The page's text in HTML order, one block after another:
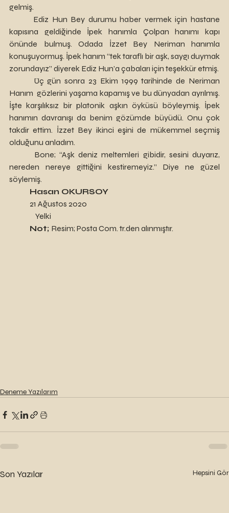
gelmiş.
kapısına geldiğinde İpek hanımla Çolpan hanımı kapı
önünde bulmuş. Odada İzzet Bey Neriman hanımla
konuşuyormuş. İpek hanım “tek taraflı bir aşk, saygı duymak
Hanım  gözlerini yaşama kapamış ve bu dünyadan ayrılmış.
İşte karşılıksız bir platonik aşkın öyküsü böyleymiş. İpek
hanımın davranışı da benim gözümde büyüdü. Onu çok
takdir ettim. İzzet Bey ikinci eşini de mükemmel seçmiş
olduğunu anladım.
nereden nereye gittiğini kestiremeyiz.” Diye ne güzel
söylemiş.
Hasan OKURSOY
  	21 Ağustos 2020
                 Yelki
Not; Resim; Posta Com. tr.den alınmıştır.
Deneme Yazılarım
Son Yazılar Hepsini Gör